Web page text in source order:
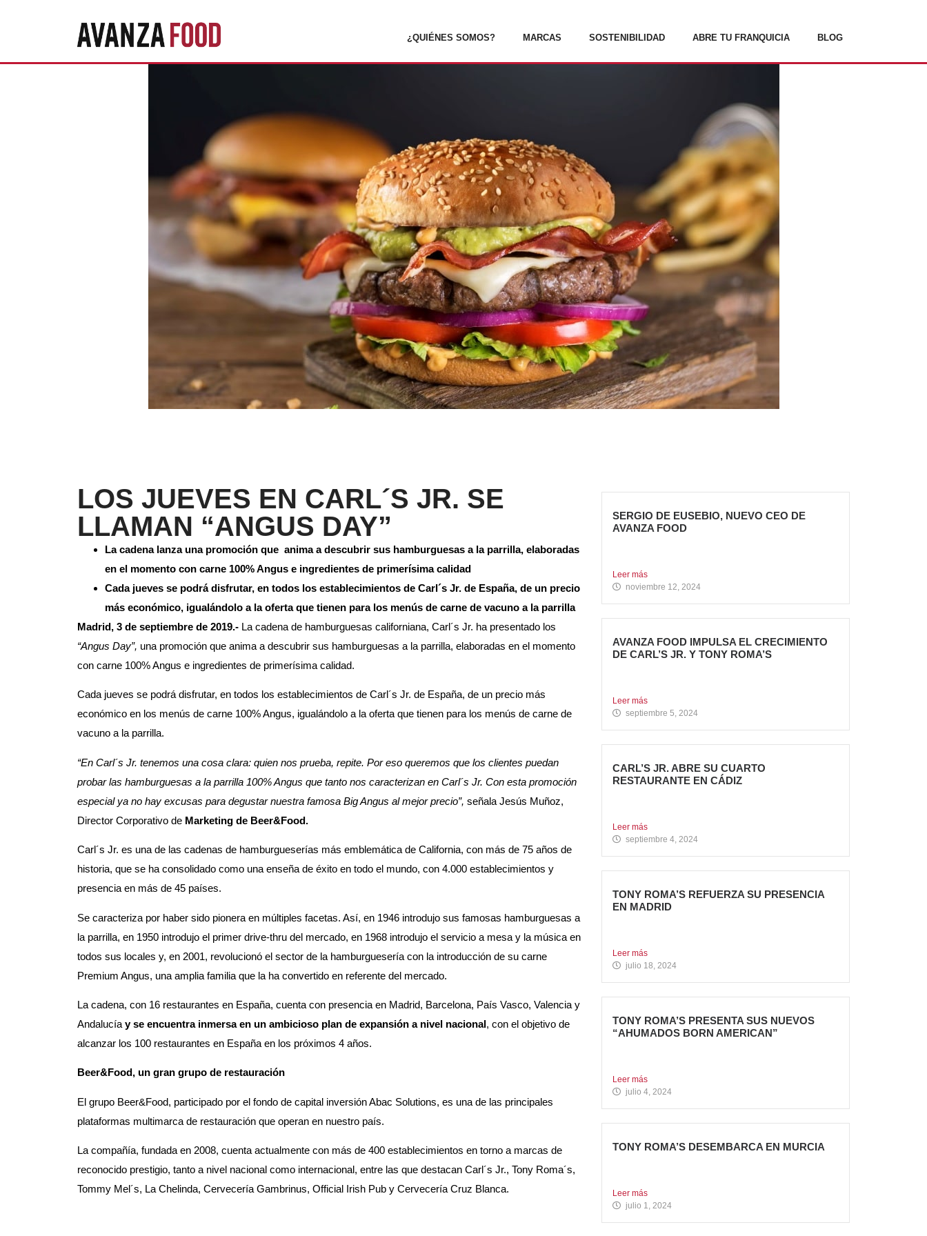
¿QUIÉNES SOMOS? MARCAS SOSTENIBILIDAD ABRE TU FRANQUICIA BLOG
SERGIO DE EUSEBIO, NUEVO CEO DE
AVANZA FOOD
Leer más
noviembre 12, 2024
AVANZA FOOD IMPULSA EL CRECIMIENTO
DE CARL’S JR. Y TONY ROMA’S
Leer más
septiembre 5, 2024
CARL’S JR. ABRE SU CUARTO
RESTAURANTE EN CÁDIZ
Leer más
septiembre 4, 2024
TONY ROMA’S REFUERZA SU PRESENCIA
EN MADRID
Leer más
julio 18, 2024
TONY ROMA’S PRESENTA SUS NUEVOS
“AHUMADOS BORN AMERICAN”
Leer más
julio 4, 2024
TONY ROMA’S DESEMBARCA EN MURCIA
Leer más
julio 1, 2024
LOS JUEVES EN CARL´S JR. SE
LLAMAN “ANGUS DAY”
La cadena lanza una promoción que anima a descubrir sus hamburguesas a la parrilla, elaboradas
en el momento con carne 100% Angus e ingredientes de primerísima calidad
Cada jueves se podrá disfrutar, en todos los establecimientos de Carl´s Jr. de España, de un precio
más económico, igualándolo a la oferta que tienen para los menús de carne de vacuno a la parrilla
Madrid, 3 de septiembre de 2019.- La cadena de hamburguesas californiana, Carl´s Jr. ha presentado los
“Angus Day”, una promoción que anima a descubrir sus hamburguesas a la parrilla, elaboradas en el momento
con carne 100% Angus e ingredientes de primerísima calidad.
Cada jueves se podrá disfrutar, en todos los establecimientos de Carl´s Jr. de España, de un precio más
económico en los menús de carne 100% Angus, igualándolo a la oferta que tienen para los menús de carne de
vacuno a la parrilla.
“En Carl´s Jr. tenemos una cosa clara: quien nos prueba, repite. Por eso queremos que los clientes puedan
probar las hamburguesas a la parrilla 100% Angus que tanto nos caracterizan en Carl´s Jr. Con esta promoción
especial ya no hay excusas para degustar nuestra famosa Big Angus al mejor precio”, señala Jesús Muñoz,
Director Corporativo de Marketing de Beer&Food.
Carl´s Jr. es una de las cadenas de hamburgueserías más emblemática de California, con más de 75 años de
historia, que se ha consolidado como una enseña de éxito en todo el mundo, con 4.000 establecimientos y
presencia en más de 45 países.
Se caracteriza por haber sido pionera en múltiples facetas. Así, en 1946 introdujo sus famosas hamburguesas a
la parrilla, en 1950 introdujo el primer drive-thru del mercado, en 1968 introdujo el servicio a mesa y la música en
todos sus locales y, en 2001, revolucionó el sector de la hamburguesería con la introducción de su carne
Premium Angus, una amplia familia que la ha convertido en referente del mercado.
La cadena, con 16 restaurantes en España, cuenta con presencia en Madrid, Barcelona, País Vasco, Valencia y
Andalucía y se encuentra inmersa en un ambicioso plan de expansión a nivel nacional, con el objetivo de
alcanzar los 100 restaurantes en España en los próximos 4 años.
Beer&Food, un gran grupo de restauración
El grupo Beer&Food, participado por el fondo de capital inversión Abac Solutions, es una de las principales
plataformas multimarca de restauración que operan en nuestro país.
La compañía, fundada en 2008, cuenta actualmente con más de 400 establecimientos en torno a marcas de
reconocido prestigio, tanto a nivel nacional como internacional, entre las que destacan Carl´s Jr., Tony Roma´s,
Tommy Mel´s, La Chelinda, Cervecería Gambrinus, Official Irish Pub y Cervecería Cruz Blanca.